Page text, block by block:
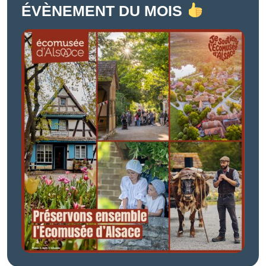
ÉVÈNEMENT DU MOIS